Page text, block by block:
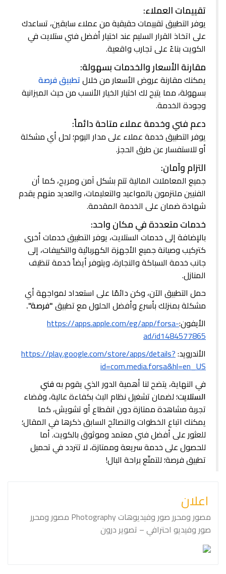
تقييمات العملاء:
يوفر التطبيق تقييمات حقيقية من عملاء سابقين، تساعدك
على اتخاذ القرار السليم عند اختيار أفضل فني ستلايت في
الكويت بناءً على تجارب واقعية.
مقارنة الأسعار والخدمات بسهولة:
يمكنك مقارنة عروض الأسعار من خلالتطبيق فرصة
بسهولة، مما يتيح لك اختيار الخيار الأنسب من حيث الميزانية
وجودة الخدمة.
دعم فني وخدمة عملاء متاحة دائماً:
يوفر التطبيق خدمة عملاء على مدار اليوم؛ لحل أي مشكلة
أو للاستفسار عن طرق الحجز.
التزام وآمان:
جميع المعاملات المالية تتم بشكل آمن ومريح، كما أن
الفنيين ملتزمون بالمواعيد والتعليمات، والعديد منهم يقدم
شهادة ضمان على الخدمة المقدمة.
خدمات متعددة في مكان واحد:
بالإضافة إلى خدمات الستلايت، يوفر التطبيق خدمات أخرى
كتركيب وصيانة جميع الأجهزة الكهربائية والتكييفات، إلى
جانب خدمة السباكة والنجارة، ويتوفر أيضاً خدمة تنظيف
المنازل.
حمل التطبيق الآن، وكن دائمًا على استعداد لمواجهة أي
مشكلة بمنزلك بأسرع وأفضل الحلول مع تطبيق"فرصة".
الأيفون:https://apps.apple.com/eg/app/forsa-
ad/id1484577865
الأندرويد:https://play.google.com/store/apps/details?
id=com.media.forsa&hl=en_US
في النهاية، يتضح لنا أهمية الدور الذي يقوم بهفني
الستلايت؛ لضمان تشغيل نظام البث بكفاءة عالية، وقضاء
تجربة مشاهدة ممتازة دون انقطاع أو تشويش، كما
يمكنك اتباع الخطوات والنصائح السابق ذكرها في المقال؛
للعثور على أفضل فني معتمد وموثوق بالكويت. أما
للحصول على خدمة سريعة وممتازة، لا تتردد في تحميل
تطبيق فرصة؛ للتمتّع براحة البال!
اعلان
مصور ومحرر صور وفيديوهات ⁦⁦Photography⁩⁩ مصور ومحرر
صور وفيديو احترافي – تصوير درون